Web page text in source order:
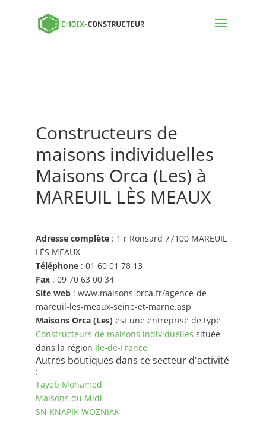
Constructeurs de
maisons individuelles
Maisons Orca (Les) à
MAREUIL LÈS MEAUX
Adresse complète: 1 r Ronsard 77100 MAREUIL
LÈS MEAUX
Téléphone: 01 60 01 78 13
Fax: 09 70 63 00 34
Site web: www.maisons-orca.fr/agence-de-
mareuil-les-meaux-seine-et-marne.asp
Maisons Orca (Les)est une entreprise de type
Constructeurs de maisons individuelles située
dans la région Ile-de-France
Autres boutiques dans ce secteur d'activité
:
Tayeb Mohamed
Maisons du Midi
SN KNAPIK WOZNIAK